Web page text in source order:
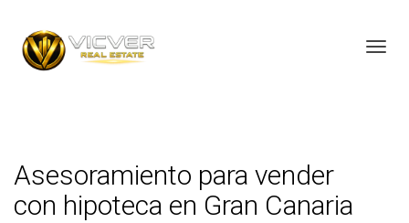
Asesoramiento para vender
con hipoteca en Gran Canaria